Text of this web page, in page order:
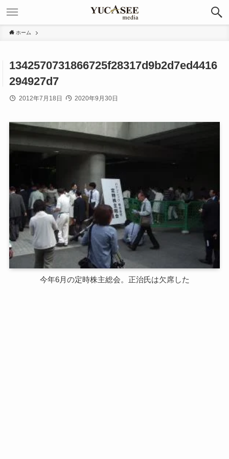
ホーム
1342570731866725f28317d9b2d7ed4416
294927d7
2012年7月18日 2020年9月30日
今年6月の定時株主総会。正治氏は欠席した